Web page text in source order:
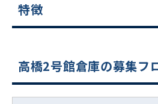
特徴
高橋2号館倉庫の募集フ